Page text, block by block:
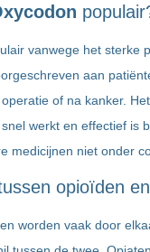
vanwege het sterke
aan
of na kanker.
werkt en effectief is
medicijnen niet onder
opioïden
worden vaak door